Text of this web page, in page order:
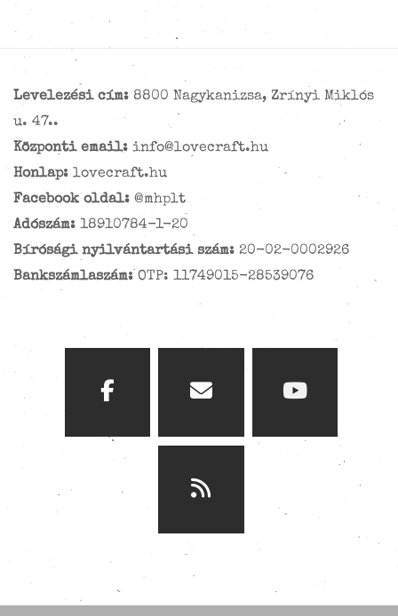
Levelezési cím: 8800 Nagykanizsa, Zrínyi Miklós
u. 47..
Központi email: info@lovecraft.hu
Honlap: lovecraft.hu
Facebook oldal: @mhplt
Adószám: 18910784-1-20
Bírósági nyilvántartási szám: 20-02-0002926
Bankszámlaszám: OTP: 11749015-28539076